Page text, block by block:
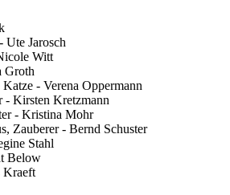
Ute Jarosch
Witt
Groth
- Verena Oppermann
- Kirsten Kretzmann
- Kristina Mohr
Zauberer - Bernd Schuster
Stahl
Below
Kraeft